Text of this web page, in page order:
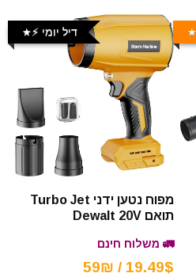
דיל יומי ⚡️
מפוח נטען ידני Turbo Jet
תואם Dewalt 20V
🚛 משלוח חינם
19.49$ / 59₪